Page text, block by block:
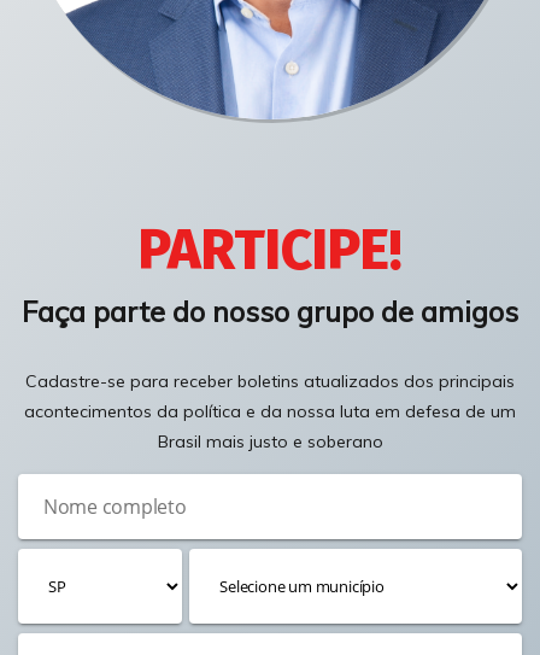
PARTICIPE!
Faça parte do nosso grupo de amigos
Cadastre-se para receber boletins atualizados dos principais
acontecimentos da política e da nossa luta em defesa de um
Brasil mais justo e soberano